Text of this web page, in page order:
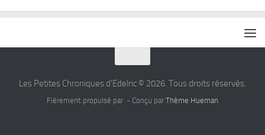
Les Petites Chroniques d'Edelric © 2026. Tous droits réservés.
Fièrement propulsé par - Conçu par Thème Hueman